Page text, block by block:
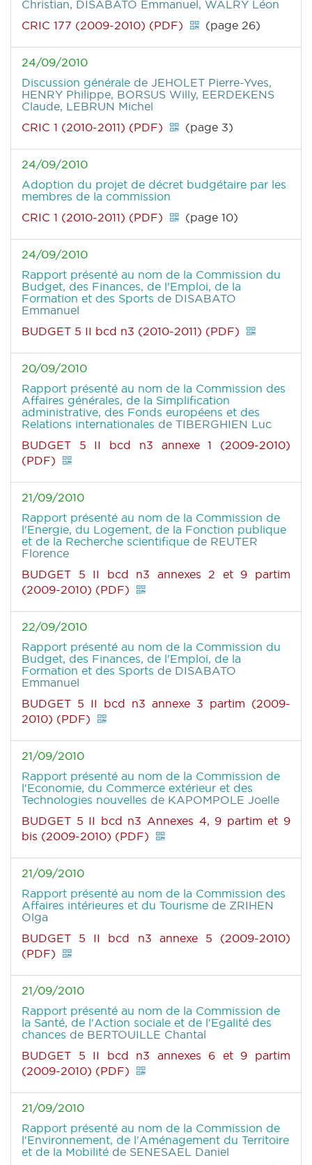
Christian, DISABATO Emmanuel, WALRY Léon
CRIC 177 (2009-2010) (PDF)
(page 26)
24/09/2010
Discussion générale de JEHOLET Pierre-Yves,
HENRY Philippe, BORSUS Willy, EERDEKENS
Claude, LEBRUN Michel
CRIC 1 (2010-2011) (PDF)
(page 3)
24/09/2010
Adoption du projet de décret budgétaire par les
membres de la commission
CRIC 1 (2010-2011) (PDF)
(page 10)
24/09/2010
Rapport présenté au nom de la Commission du
Budget, des Finances, de l'Emploi, de la
Formation et des Sports de DISABATO
Emmanuel
BUDGET 5 II bcd n3 (2010-2011) (PDF)
20/09/2010
Rapport présenté au nom de la Commission des
Affaires générales, de la Simplification
administrative, des Fonds européens et des
Relations internationales de TIBERGHIEN Luc
BUDGET 5 II bcd n3 annexe 1 (2009-2010)
(PDF)
21/09/2010
Rapport présenté au nom de la Commission de
l'Energie, du Logement, de la Fonction publique
et de la Recherche scientifique de REUTER
Florence
BUDGET 5 II bcd n3 annexes 2 et 9 partim
(2009-2010) (PDF)
22/09/2010
Rapport présenté au nom de la Commission du
Budget, des Finances, de l'Emploi, de la
Formation et des Sports de DISABATO
Emmanuel
BUDGET 5 II bcd n3 annexe 3 partim (2009-
2010) (PDF)
21/09/2010
Rapport présenté au nom de la Commission de
l'Economie, du Commerce extérieur et des
Technologies nouvelles de KAPOMPOLE Joelle
BUDGET 5 II bcd n3 Annexes 4, 9 partim et 9
bis (2009-2010) (PDF)
21/09/2010
Rapport présenté au nom de la Commission des
Affaires intérieures et du Tourisme de ZRIHEN
Olga
BUDGET 5 II bcd n3 annexe 5 (2009-2010)
(PDF)
21/09/2010
Rapport présenté au nom de la Commission de
la Santé, de l'Action sociale et de l'Egalité des
chances de BERTOUILLE Chantal
BUDGET 5 II bcd n3 annexes 6 et 9 partim
(2009-2010) (PDF)
21/09/2010
Rapport présenté au nom de la Commission de
l'Environnement, de l'Aménagement du Territoire
et de la Mobilité de SENESAEL Daniel